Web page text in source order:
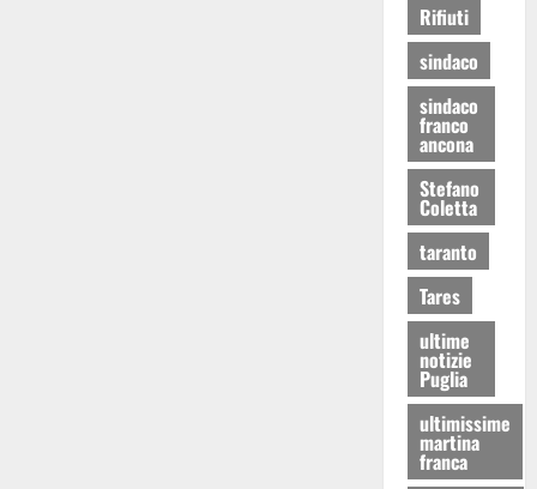
Rifiuti
sindaco
sindaco
franco
ancona
Stefano
Coletta
taranto
Tares
ultime
notizie
Puglia
ultimissime
martina
franca